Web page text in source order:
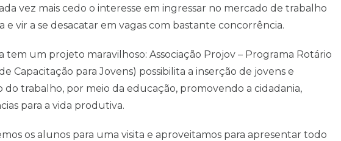
vez mais cedo o interesse em ingressar no mercado de trabalho
e vir a se desacatar em vagas com bastante concorrência.
tem um projeto maravilhoso: Associação Projov – Programa Rotário
Capacitação para Jovens) possibilita a inserção de jovens e
trabalho, por meio da educação, promovendo a cidadania,
para a vida produtiva.
os alunos para uma visita e aproveitamos para apresentar todo